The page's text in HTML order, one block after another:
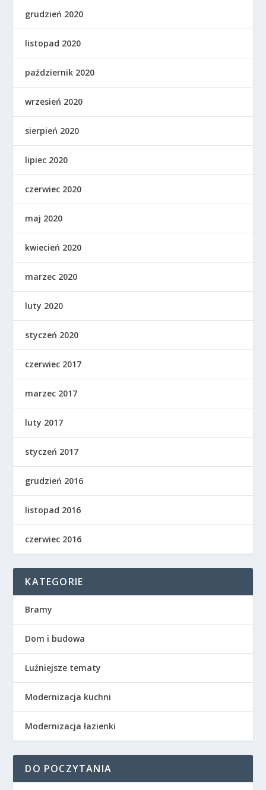
grudzień 2020
listopad 2020
październik 2020
wrzesień 2020
sierpień 2020
lipiec 2020
czerwiec 2020
maj 2020
kwiecień 2020
marzec 2020
luty 2020
styczeń 2020
czerwiec 2017
marzec 2017
luty 2017
styczeń 2017
grudzień 2016
listopad 2016
czerwiec 2016
KATEGORIE
Bramy
Dom i budowa
Luźniejsze tematy
Modernizacja kuchni
Modernizacja łazienki
DO POCZYTANIA